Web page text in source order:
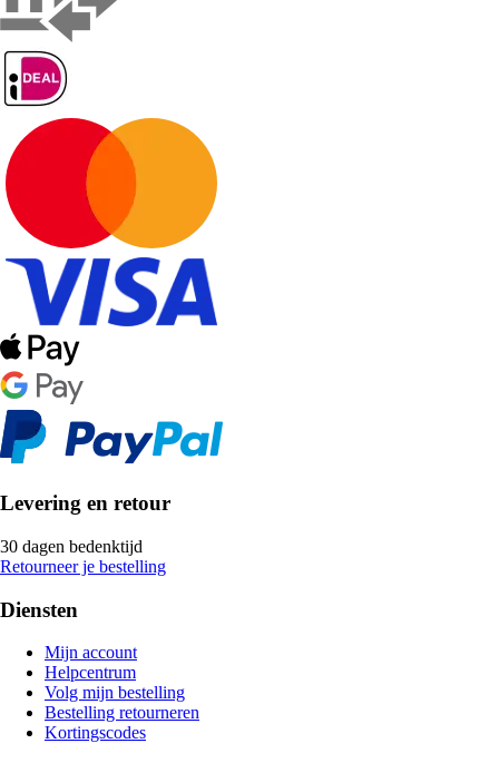
Levering en retour
30 dagen bedenktijd
Retourneer je bestelling
Diensten
Mijn account
Helpcentrum
Volg mijn bestelling
Bestelling retourneren
Kortingscodes